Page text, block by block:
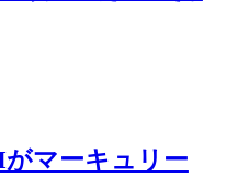
マーキュリー